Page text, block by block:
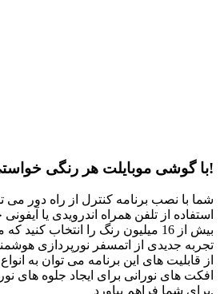
با گوشی موبایلت هر رنگی خواستی انتخاب کن!
شما با نصب برنامه کنترل از راه دور می
استفاده از تلفن همراه اندرویدی یا
تجربه جدیدی از اتمسفر نورپردازی
از قابلیت های این برنامه می توان به
افکت های نورانی برای ایجاد جلوه های
برای شما فراهم بیاورد.